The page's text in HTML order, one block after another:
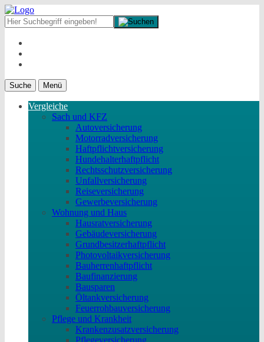
Suche Menü
Vergleiche
Sach und KFZ
Autoversicherung
Motorradversicherung
Haftpflichtversicherung
Hundehalterhaftpflicht
Rechtsschutzversicherung
Unfallversicherung
Reiseversicherung
Gewerbeversicherung
Wohnung und Haus
Hausratversicherung
Gebäudeversicherung
Grundbesitzerhaftpflicht
Photovoltaikversicherung
Bauherrenhaftpflicht
Baufinanzierung
Bausparen
Öltankversicherung
Feuerrohbauversicherung
Pflege und Krankheit
Krankenzusatzversicherung
Pflegeversicherung